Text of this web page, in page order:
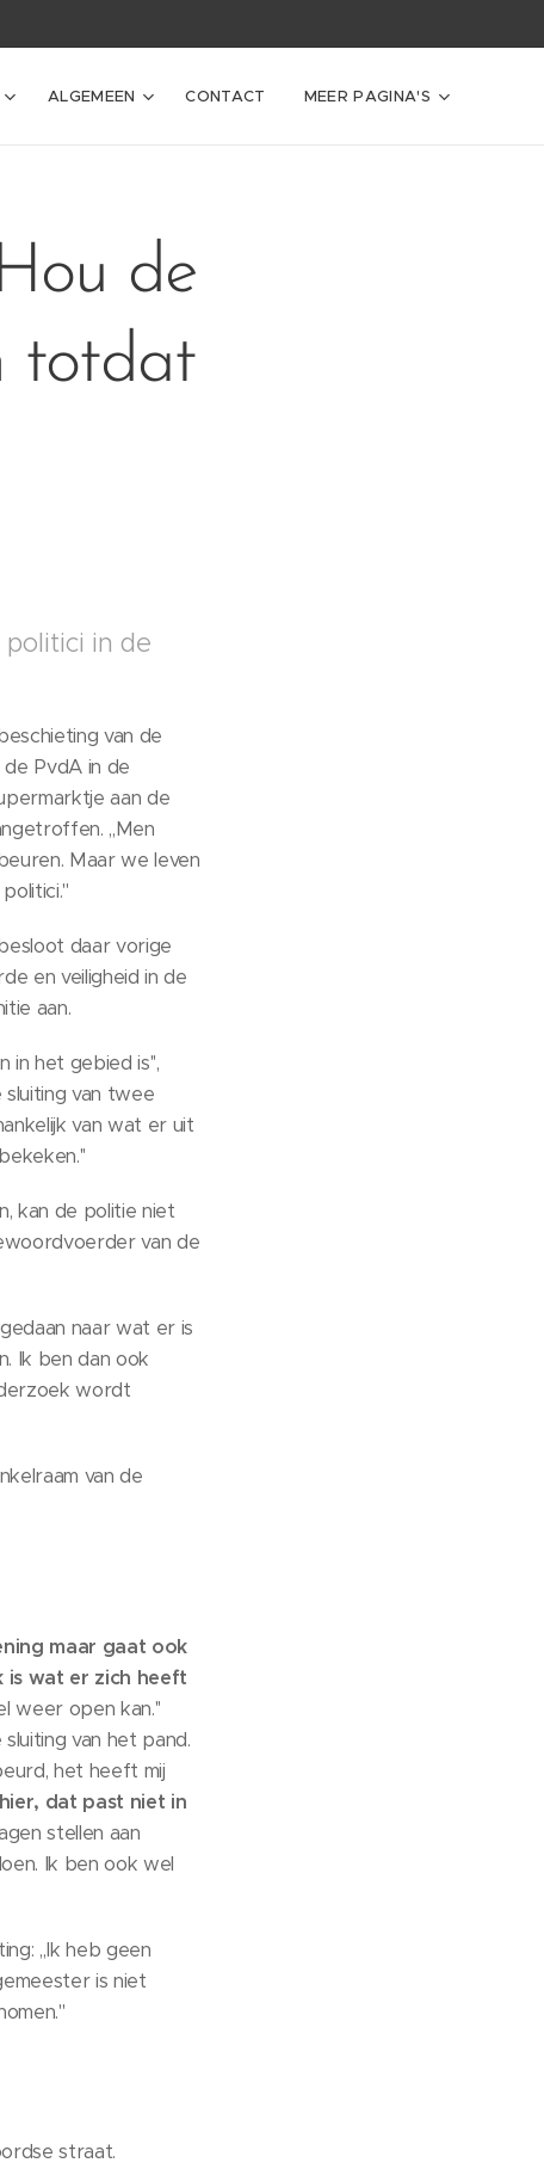
ALGEMEEN CONTACT MEER PAGINA'S
de
totdat
in de
van de
PvdA in de
aan de
,,Men
Maar we leven
daar vorige
en veiligheid in de
aan.
in het gebied is'',
van twee
van wat er uit
kan de politie niet
van de
naar wat er is
Ik ben dan ook
wordt
van de
maar gaat ook
is wat er zich heeft
weer open kan.''
van het pand.
het heeft mij
dat past niet in
stellen aan
Ik ben ook wel
,,Ik heb geen
is niet
straat.